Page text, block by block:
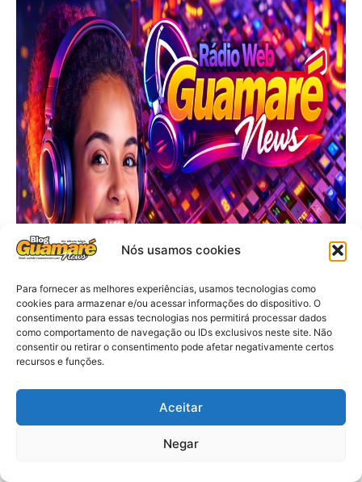
Nós usamos cookies
Para fornecer as melhores experiências, usamos tecnologias como
cookies para armazenar e/ou acessar informações do dispositivo. O
consentimento para essas tecnologias nos permitirá processar dados
como comportamento de navegação ou IDs exclusivos neste site. Não
consentir ou retirar o consentimento pode afetar negativamente certos
recursos e funções.
Aceitar
Negar